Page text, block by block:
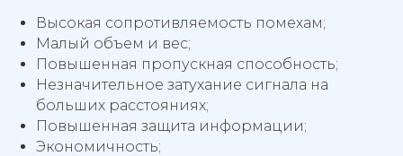
Высокая сопротивляемость помехам;
Малый объем и вес;
Повышенная пропускная способность;
Незначительное затухание сигнала на
больших расстояниях;
Повышенная защита информации;
Экономичность;